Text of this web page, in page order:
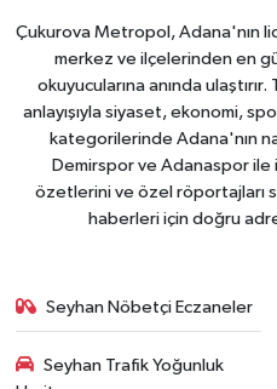
Çukurova Metropol, Adana'nın
merkez ve ilçelerinden en
okuyucularına anında
anlayışıyla siyaset, ekonomi,
kategorilerinde Adana'nın
Demirspor ve Adanaspor ile
özetlerini ve özel röportajları
haberleri için doğru
Seyhan Nöbetçi Eczaneler
Seyhan Trafik Yoğunluk